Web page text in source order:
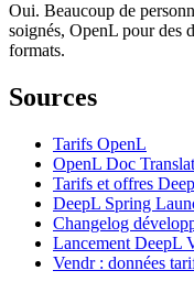
Oui. Beaucoup de
soignés, OpenL pour des
formats.
Sources
Tarifs OpenL
OpenL Doc
Tarifs et offres
DeepL Spring
Changelog
Lancement DeepL
Vendr : données